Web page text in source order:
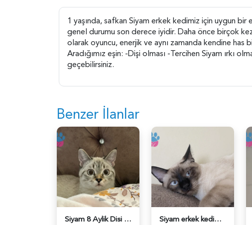
1 yaşında, safkan Siyam erkek kedimiz için uygun
genel durumu son derece iyidir. Daha önce birçok
olarak oyuncu, enerjik ve aynı zamanda kendine
Aradığımız eşin: -Dişi olması -Tercihen Siyam ırkı
geçebilirsiniz.
Benzer İlanlar
Siyam 8 Aylik Disi kedime es ariyorum - 118984663 Siyam erkek kedime eş arıyorum (tekir tercihimdir) - 118984481